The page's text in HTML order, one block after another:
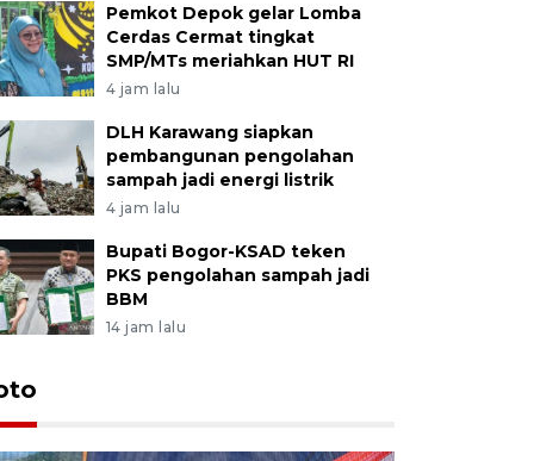
Pemkot Depok gelar Lomba
Cerdas Cermat tingkat
SMP/MTs meriahkan HUT RI
4 jam lalu
DLH Karawang siapkan
pembangunan pengolahan
sampah jadi energi listrik
4 jam lalu
Bupati Bogor-KSAD teken
PKS pengolahan sampah jadi
BBM
14 jam lalu